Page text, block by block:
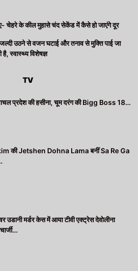
चेहरे के कील मुहासे चंद सेकेंड में कैसे हो जाएंगे दूर
उठने से वजन घटाई और तनाव से मुक्ति पाई जा
स्वास्थ्य विशेषज्ञ
TV
प्रदेश की हसीना, चूम दरंग की Bigg Boss 18…
की Jetshen Dohna Lama बनीं Sa Re Ga
उडानी मर्डर केस में आया टीवी एक्ट्रेस देवोलीना